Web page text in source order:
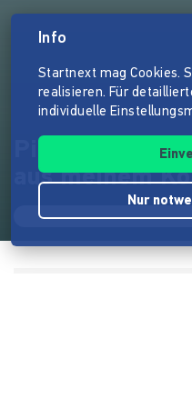
Pingo ergo
aus meinem
Info
Startnext mag Cookies.
realisieren. Für
individuelle
Nur